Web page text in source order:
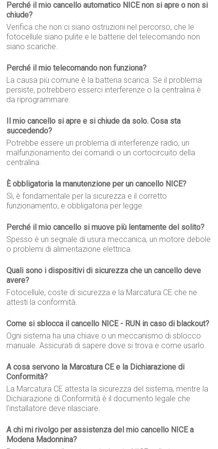
Perché il mio cancello automatico NICE non si apre o non si
chiude?
Verifica che non ci siano ostruzioni nel percorso, che le
fotocellule siano pulite e le batterie del telecomando non
siano scariche.
Perché il mio telecomando non funziona?
La causa più comune è la batteria scarica. Se il problema
persiste, potrebbero esserci interferenze o la centralina è
da riprogrammare.
Il mio cancello si apre e si chiude da solo. Cosa sta
succedendo?
Potrebbe essere un problema di interferenze radio, un
malfunzionamento dei comandi o un cortocircuito della
centralina.
È obbligatoria la manutenzione per un cancello NICE?
Sì, è fondamentale per la sicurezza e il corretto
funzionamento, e obbligatoria per legge.
Perché il mio cancello si muove più lentamente del solito?
Spesso è un segnale di usura meccanica, un motore debole
o problemi di alimentazione elettrica.
Quali sono i dispositivi di sicurezza che un cancello deve
avere?
Fotocellule, coste di sicurezza e la Marcatura CE che ne
attesti la conformità.
Come si sblocca il cancello NICE - RUN in caso di blackout?
Ogni sistema ha una chiave o un meccanismo di sblocco
manuale. Assicurati di sapere dove si trova e come usarlo.
A cosa servono la Marcatura CE e la Dichiarazione di
Conformità?
La Marcatura CE attesta la sicurezza del sistema, mentre la
Dichiarazione di Conformità è il documento legale che
l'installatore deve rilasciare.
A chi mi rivolgo per assistenza del mio cancello NICE a
Modena Madonnina?